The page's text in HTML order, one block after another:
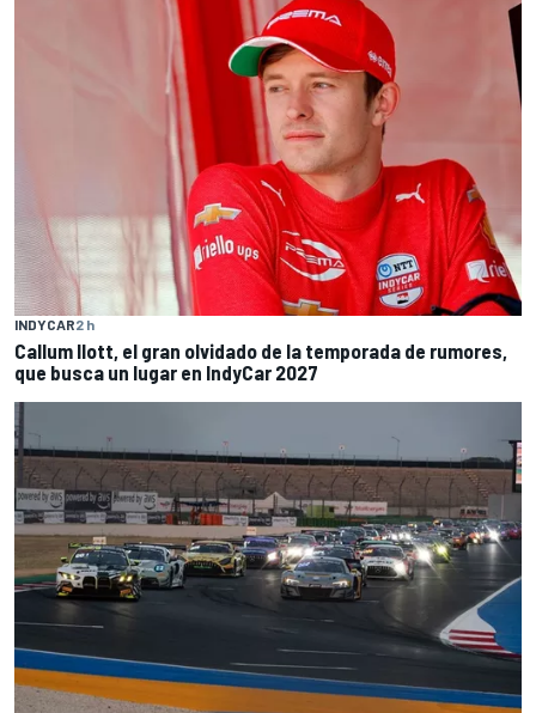
INDYCAR2 h
Callum Ilott, el gran olvidado de la temporada de rumores,
que busca un lugar en IndyCar 2027